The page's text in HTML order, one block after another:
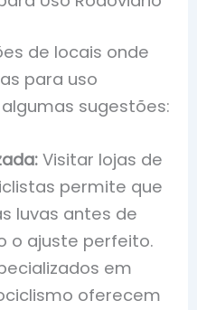
de locais onde
para uso
sugestões:
Visitar lojas de
permite que
luvas antes de
o ajuste perfeito.
em
oferecem